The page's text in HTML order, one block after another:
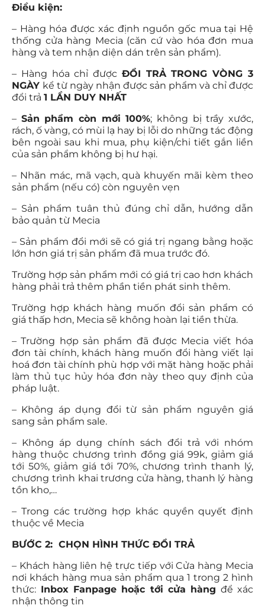
Điều kiện:
– Hàng hóa được xác định nguồn gốc mua tại Hệ
thống cửa hàng Mecia (căn cứ vào hóa đơn mua
hàng và tem nhận diện dán trên sản phẩm).
– Hàng hóa chỉ được ĐỔI TRẢ TRONG VÒNG 3
NGÀY kể từ ngày nhận được sản phẩm và chỉ được
đổi trả 1 LẦN DUY NHẤT
– Sản phẩm còn mới 100%; không bị trầy xước,
rách, ố vàng, có mùi lạ hay bị lỗi do những tác động
bên ngoài sau khi mua, phụ kiện/chi tiết gắn liền
của sản phẩm không bị hư hại.
– Nhãn mác, mã vạch, quà khuyến mãi kèm theo
sản phẩm (nếu có) còn nguyên vẹn
– Sản phẩm tuân thủ đúng chỉ dẫn, hướng dẫn
bảo quản từ Mecia
– Sản phẩm đổi mới sẽ có giá trị ngang bằng hoặc
lớn hơn giá trị sản phẩm đã mua trước đó.
Trường hợp sản phẩm mới có giá trị cao hơn khách
hàng phải trả thêm phần tiền phát sinh thêm.
Trường hợp khách hàng muốn đổi sản phẩm có
giá thấp hơn, Mecia sẽ không hoàn lại tiền thừa.
– Trường hợp sản phẩm đã được Mecia viết hóa
đơn tài chính, khách hàng muốn đổi hàng viết lại
hoá đơn tài chính phù hợp với mặt hàng hoặc phải
làm thủ tục hủy hóa đơn này theo quy định của
pháp luật.
– Không áp dụng đổi từ sản phẩm nguyên giá
sang sản phẩm sale.
– Không áp dụng chính sách đổi trả với nhóm
hàng thuộc chương trình đồng giá 99k, giảm giá
tới 50%, giảm giá tới 70%, chương trình thanh lý,
chương trình khai trương cửa hàng, thanh lý hàng
tồn kho,…
– Trong các trường hợp khác quyền quyết định
thuộc về Mecia
BƯỚC 2: CHỌN HÌNH THỨC ĐỔI TRẢ
– Khách hàng liên hệ trực tiếp với Cửa hàng Mecia
nơi khách hàng mua sản phẩm qua 1 trong 2 hình
thức: Inbox Fanpage hoặc tới cửa hàng để xác
nhận thông tin